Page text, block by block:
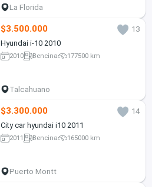
La Florida
$3.500.000
13
Hyundai i-10 2010
2010 Bencina 177500 km
Talcahuano
$3.300.000
14
City car hyundai i10 2011
2011 Bencina 165000 km
Puerto Montt